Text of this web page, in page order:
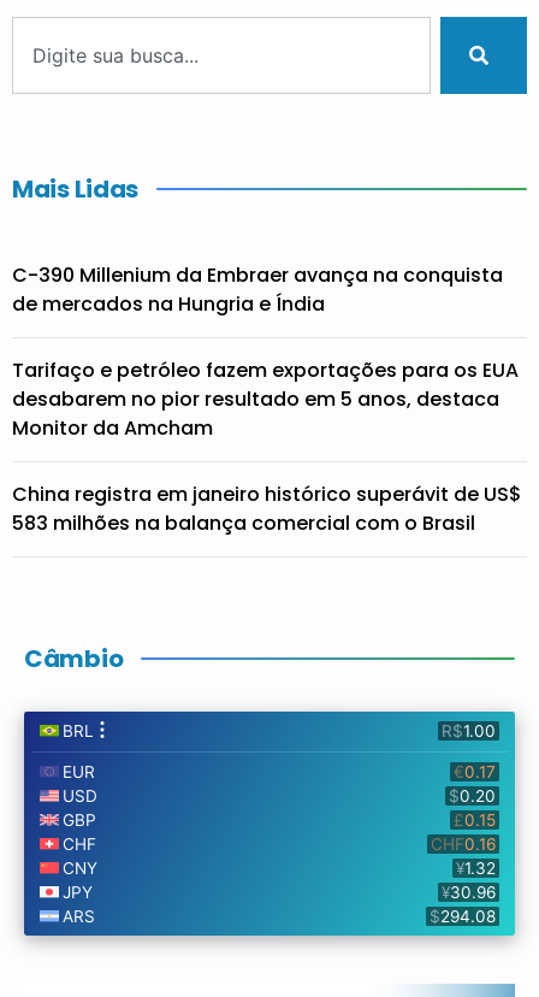
Mais Lidas
C-390 Millenium da Embraer avança na conquista
de mercados na Hungria e Índia
Tarifaço e petróleo fazem exportações para os EUA
desabarem no pior resultado em 5 anos, destaca
Monitor da Amcham
China registra em janeiro histórico superávit de US$
583 milhões na balança comercial com o Brasil
Câmbio